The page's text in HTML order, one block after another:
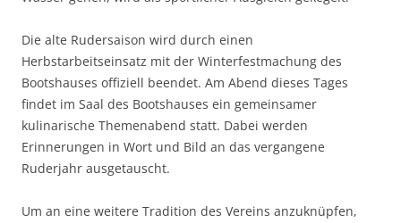
Die alte Rudersaison wird durch einen
Herbstarbeitseinsatz mit der Winterfestmachung des
Bootshauses offiziell beendet. Am Abend dieses Tages
findet im Saal des Bootshauses ein gemeinsamer
kulinarische Themenabend statt. Dabei werden
Erinnerungen in Wort und Bild an das vergangene
Ruderjahr ausgetauscht.
Um an eine weitere Tradition des Vereins anzuknüpfen,